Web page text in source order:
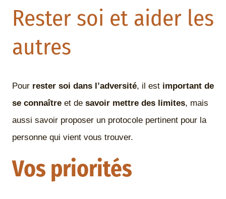
Rester soi et aider les
autres
Pour rester soi dans l’adversité, il est important de
se connaître et de savoir mettre des limites, mais
aussi savoir proposer un protocole pertinent pour la
personne qui vient vous trouver.
Vos priorités